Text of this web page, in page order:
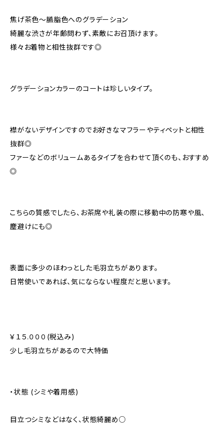
焦げ茶色〜臙脂色へのグラデーション
綺麗な渋さが年齢問わず、素敵にお召頂けます。
様々お着物と相性抜群です◎
グラデーションカラーのコートは珍しいタイプ。
襟がないデザインですのでお好きなマフラーやティペットと相性
抜群◎
ファーなどのボリュームあるタイプを合わせて頂くのも、おすすめ
◎
こちらの質感でしたら、お茶席や礼装の際に移動中の防寒や風、
塵避けにも◎
表面に多少のほわっとした毛羽立ちがあります。
日常使いであれば、気にならない程度だと思います。
￥１５.０００(税込み)
少し毛羽立ちがあるので大特価
・状態 (シミや着用感)
目立つシミなどはなく、状態綺麗め○